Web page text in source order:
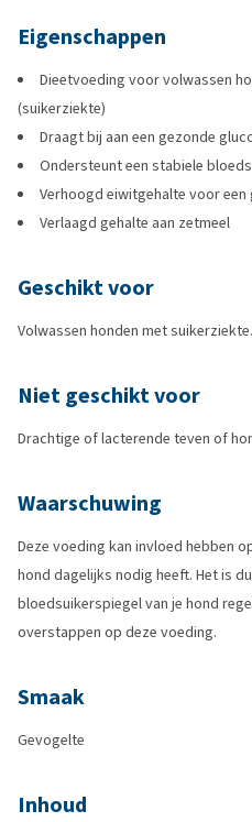
Eigenschappen
Dieetvoeding voor volwassen
(suikerziekte)
Draagt bij aan een gezonde
Ondersteunt een stabiele
Verhoogd eiwitgehalte voor
Verlaagd gehalte aan zetmeel
Geschikt voor
Volwassen honden met suikerziekte.
Niet geschikt voor
Drachtige of lacterende teven of
Waarschuwing
Deze voeding kan invloed hebben
hond dagelijks nodig heeft. Het is
bloedsuikerspiegel van je hond
overstappen op deze voeding.
Smaak
Gevogelte
Inhoud